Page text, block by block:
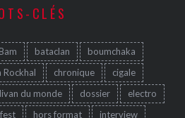
CLÉS
Bam bataclan
boumchaka
Rockhal
chronique
cigale
du monde dossier
electro
hors format
interview